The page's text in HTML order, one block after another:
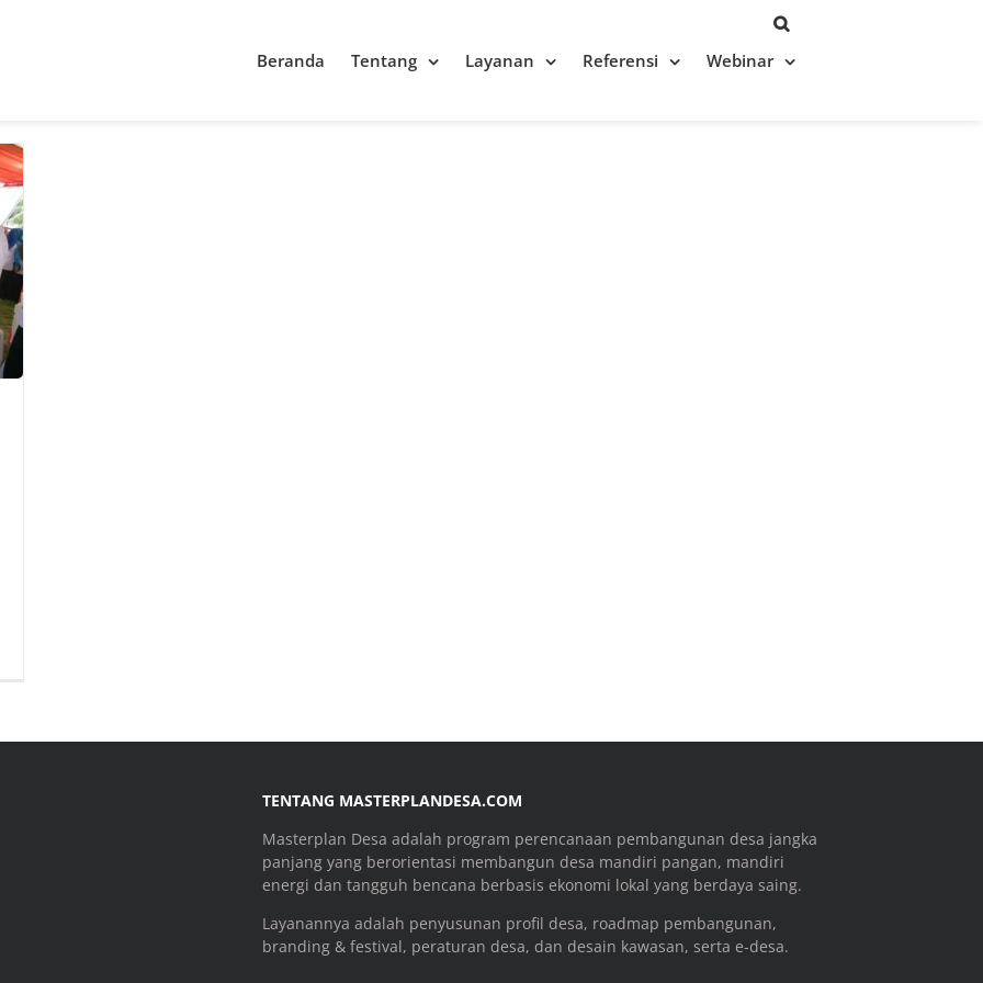
Beranda Tentang Layanan Referensi Webinar
TENTANG MASTERPLANDESA.COM
Masterplan Desa adalah program perencanaan pembangunan desa jangka
panjang yang berorientasi membangun desa mandiri pangan, mandiri
energi dan tangguh bencana berbasis ekonomi lokal yang berdaya saing.
Layanannya adalah penyusunan profil desa, roadmap pembangunan,
branding & festival, peraturan desa, dan desain kawasan, serta e-desa.